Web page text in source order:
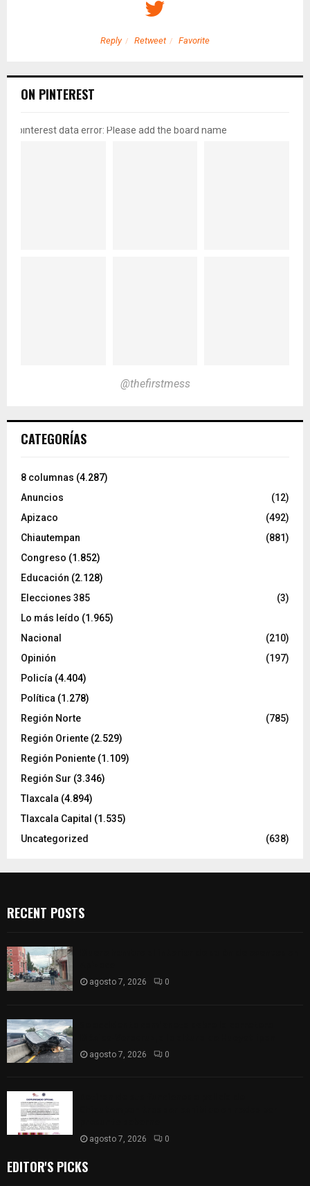
Reply Retweet Favorite
ON PINTEREST
pinterest data error: Please add the board name
@thefirstmess
CATEGORÍAS
8 columnas (4.287)
Anuncios
(12)
Apizaco
(492)
Chiautempan
(881)
Congreso (1.852)
Educación (2.128)
Elecciones 385
(3)
Lo más leído (1.965)
Nacional
(210)
Opinión
(197)
Policía (4.404)
Política (1.278)
Región Norte
(785)
Región Oriente (2.529)
Región Poniente (1.109)
Región Sur (3.346)
Tlaxcala (4.894)
Tlaxcala Capital (1.535)
Uncategorized
(638)
RECENT POSTS
agosto 7, 2026 0
agosto 7, 2026 0
agosto 7, 2026 0
EDITOR'S PICKS